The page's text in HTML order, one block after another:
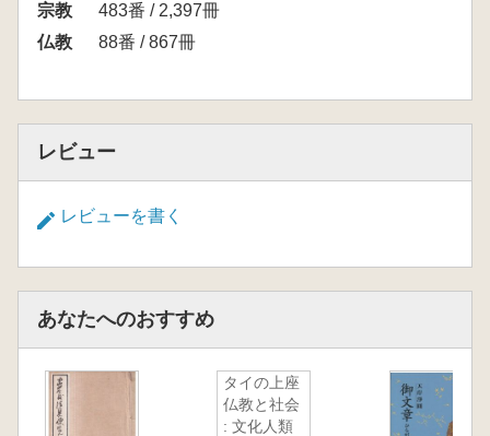
宗教
483番 / 2,397冊
仏教
88番 / 867冊
レビュー
レビューを書く
あなたへのおすすめ
タイの上座
仏教と社会
: 文化人類